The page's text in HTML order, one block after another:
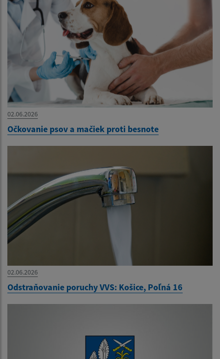
02.06.2026
Očkovanie psov a mačiek proti besnote
02.06.2026
Odstraňovanie poruchy VVS: Košice, Poľná 16